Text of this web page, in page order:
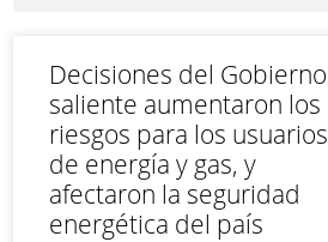
Decisiones del Gobierno
saliente aumentaron los
riesgos para los usuarios
de energía y gas, y
afectaron la seguridad
energética del país